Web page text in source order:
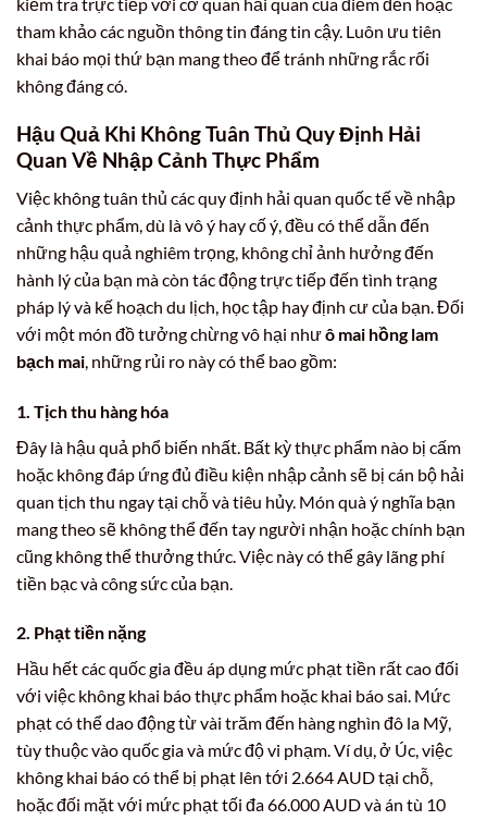
tham khảo các nguồn thông tin đáng tin cậy. Luôn ưu tiên
khai báo mọi thứ bạn mang theo để tránh những rắc rối
không đáng có.
Hậu Quả Khi Không Tuân Thủ Quy Định Hải
Quan Về Nhập Cảnh Thực Phẩm
Việc không tuân thủ các quy định hải quan quốc tế về nhập
cảnh thực phẩm, dù là vô ý hay cố ý, đều có thể dẫn đến
những hậu quả nghiêm trọng, không chỉ ảnh hưởng đến
hành lý của bạn mà còn tác động trực tiếp đến tình trạng
pháp lý và kế hoạch du lịch, học tập hay định cư của bạn. Đối
với một món đồ tưởng chừng vô hại nhưô mai hồng lam
bạch mai, những rủi ro này có thể bao gồm:
1. Tịch thu hàng hóa
Đây là hậu quả phổ biến nhất. Bất kỳ thực phẩm nào bị cấm
hoặc không đáp ứng đủ điều kiện nhập cảnh sẽ bị cán bộ hải
quan tịch thu ngay tại chỗ và tiêu hủy. Món quà ý nghĩa bạn
mang theo sẽ không thể đến tay người nhận hoặc chính bạn
cũng không thể thưởng thức. Việc này có thể gây lãng phí
tiền bạc và công sức của bạn.
2. Phạt tiền nặng
Hầu hết các quốc gia đều áp dụng mức phạt tiền rất cao đối
với việc không khai báo thực phẩm hoặc khai báo sai. Mức
phạt có thể dao động từ vài trăm đến hàng nghìn đô la Mỹ,
tùy thuộc vào quốc gia và mức độ vi phạm. Ví dụ, ở Úc, việc
không khai báo có thể bị phạt lên tới 2.664 AUD tại chỗ,
hoặc đối mặt với mức phạt tối đa 66.000 AUD và án tù 10